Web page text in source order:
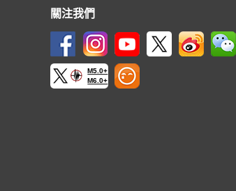
關注我們
M5.0+
M6.0+